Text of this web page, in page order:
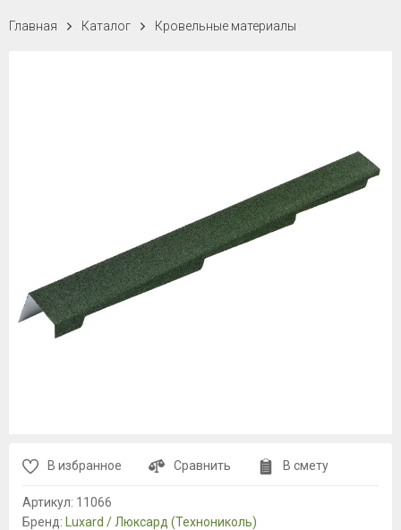
Главная Каталог Кровельные материалы
В избранное Сравнить В смету
Артикул: 11066
Бренд:
Luxard / Люксард (Технониколь)